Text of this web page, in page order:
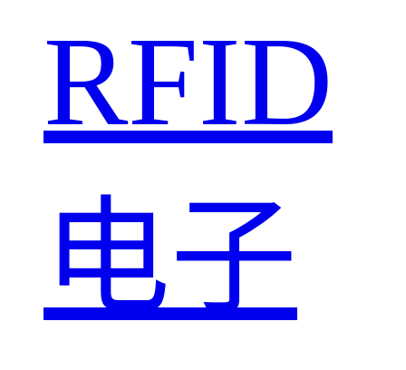
RFID
电子